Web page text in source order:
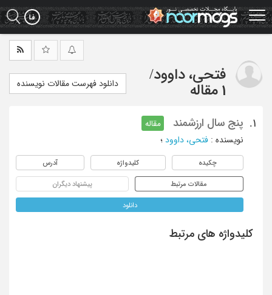
Skip
to
main
فتحی، داوود/
1 مقاله
دانلود فهرست مقالات نویسنده
1. پنج سال ارزشمند
مقاله
نویسنده : فتحی، داوود ؛
چکیده کلیدواژه آدرس
مقالات مرتبط پیشنهاد دیگران
دانلود
کلیدواژه های مرتبط